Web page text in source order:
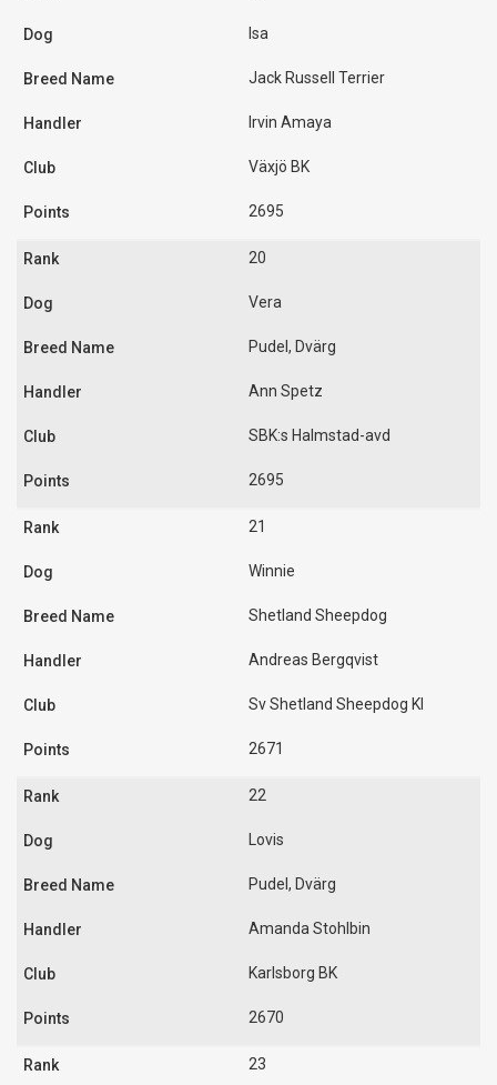
Isa
Jack Russell Terrier
Irvin Amaya
Växjö BK
2695
20
Vera
Pudel, Dvärg
Ann Spetz
SBK:s Halmstad-avd
2695
21
Winnie
Shetland Sheepdog
Andreas Bergqvist
Sv Shetland Sheepdog Kl
2671
22
Lovis
Pudel, Dvärg
Amanda Stohlbin
Karlsborg BK
2670
23